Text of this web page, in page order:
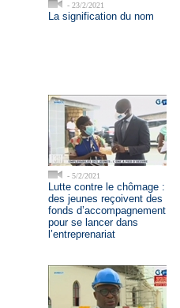
- 23/2/2021
La signification du nom
- 5/2/2021
Lutte contre le chômage :
des jeunes reçoivent des
fonds d’accompagnement
pour se lancer dans
l’entreprenariat